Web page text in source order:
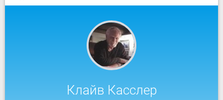
Клайв Касслер